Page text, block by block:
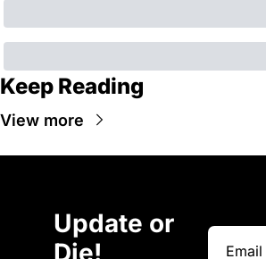
Keep Reading
View more
Update or
Die!